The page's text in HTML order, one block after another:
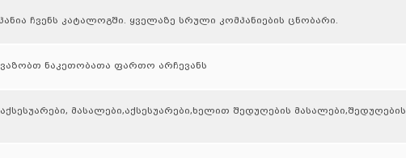
ჩვენს კატალოგში. ყველაზე სრული კომპანიების ცნობარი.
ნაკეთობათა ფართო არჩევანს
მასალები,აქსესუარები,ხელით შედუღების მასალები,შედუღების